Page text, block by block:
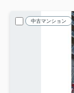
中古マンション